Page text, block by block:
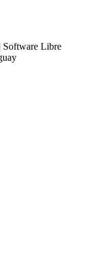
Software Libre